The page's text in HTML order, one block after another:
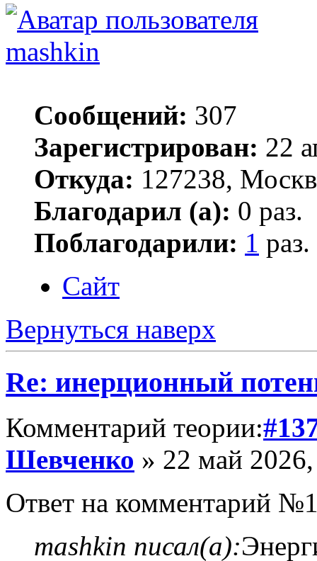
mashkin
Сообщений: 307
Зарегистрирован: 22
Откуда: 127238,
Благодарил (а): 0 раз.
Поблагодарили: 1 раз.
Сайт
Вернуться наверх
Re: инерционный
Комментарий теории:
Шевченко » 22 май
Ответ на комментарий
mashkin писал(а):